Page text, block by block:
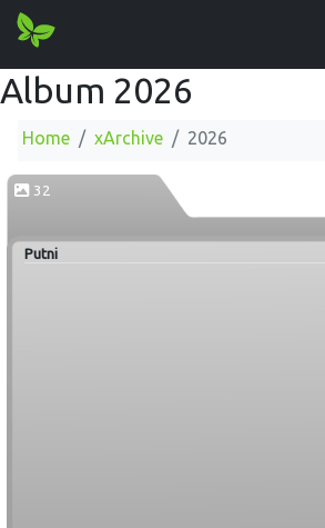
Album 2026
Home xArchive 2026
32
Putni